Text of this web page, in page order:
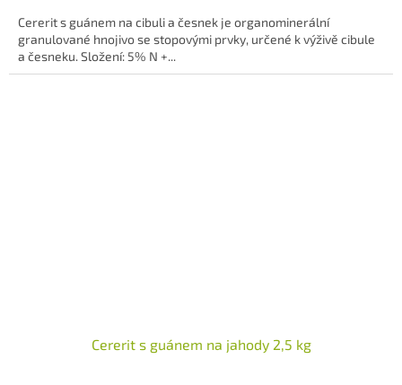
5
hvězdiček.
Cererit s guánem na cibuli a česnek je organominerální
granulova­né hnojivo se stopovými prvky, určené k výživě cibule
a česneku. Složení: 5% N +...
Cererit s guánem na jahody 2,5 kg